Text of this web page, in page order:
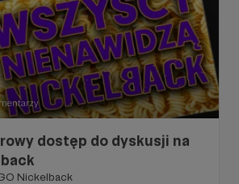
dostęp do dyskusji na
Nickelback